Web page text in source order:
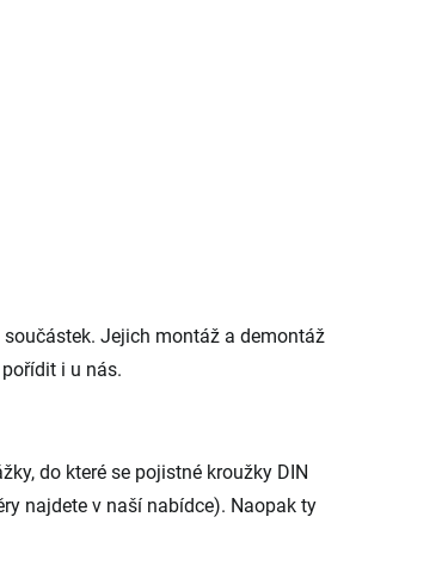
Jejich montáž a demontáž
i u nás.
do které se pojistné kroužky DIN
najdete v naší nabídce). Naopak ty